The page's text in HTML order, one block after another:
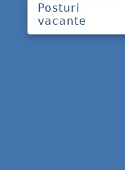
Posturi
vacante